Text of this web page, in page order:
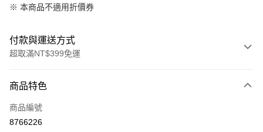
※ 本商品不適用折價券
付款與運送方式
超取滿NT$399免運
信用卡一次付款
信用卡分期付款
商品特色
商品編號
8766226